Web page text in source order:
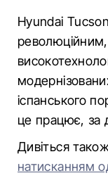
Hyundai
іспанського
це працює, за
Дивіться
натисканням